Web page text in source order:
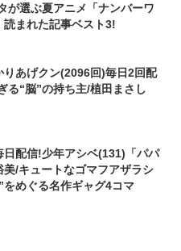
が選ぶ夏アニメ「ナンバーワ
読まれた記事ベスト3!
りあげクン(2096回)毎日2回配
る“脳”の持ち主/植田まさし
日配信!少年アシベ(131)「パパ
美/キュートなゴマフアザラシ
をめぐる名作ギャグ4コマ